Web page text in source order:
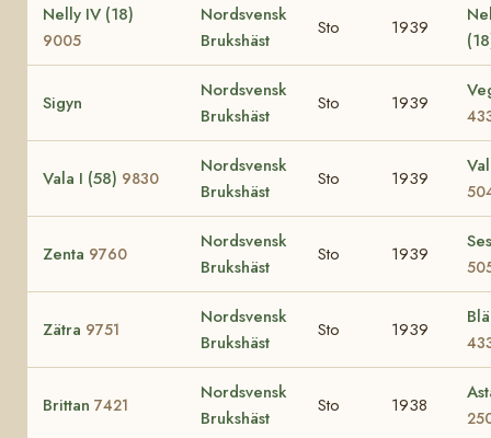
Nelly IV (18)
9005
Nordsvensk
Brukshäst
Sto 1939
Sigyn
Nordsvensk
Brukshäst
Sto 1939
Vala I (58) 9830
Nordsvensk
Brukshäst
Sto 1939
Zenta 9760
Nordsvensk
Brukshäst
Sto 1939
Zätra 9751
Nordsvensk
Brukshäst
Sto 1939
Brittan 7421
Nordsvensk
Brukshäst
Sto 1938